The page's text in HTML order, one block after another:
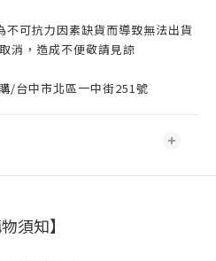
可抗力因素缺貨而導致無法出貨
消，造成不便敬請見諒
/台中市北區一中街251號
物須知】